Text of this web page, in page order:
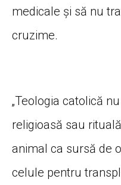
medicale și să nu
cruzime.
„Teologia catolică
religioasă sau
animal ca sursă de
celule pentru